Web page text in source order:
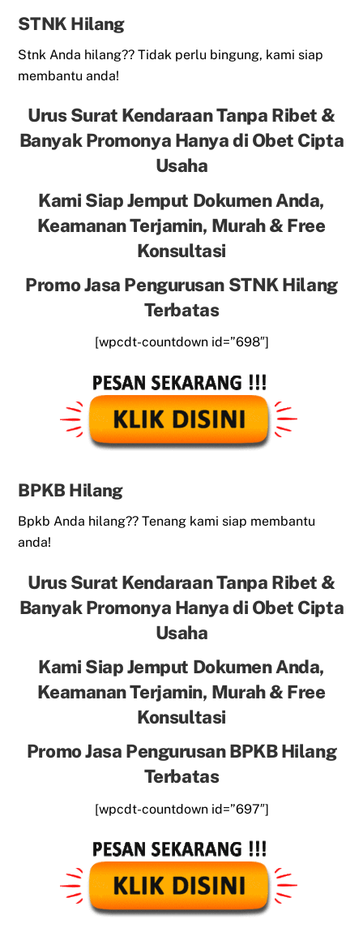
STNK Hilang
Stnk Anda hilang?? Tidak perlu bingung, kami siap
membantu anda!
Urus Surat Kendaraan Tanpa Ribet &
Banyak Promonya Hanya di Obet Cipta
Usaha
Kami Siap Jemput Dokumen Anda,
Keamanan Terjamin, Murah & Free
Konsultasi
Promo Jasa Pengurusan STNK Hilang
Terbatas
[wpcdt-countdown id=”698″]
BPKB Hilang
Bpkb Anda hilang?? Tenang kami siap membantu
anda!
Urus Surat Kendaraan Tanpa Ribet &
Banyak Promonya Hanya di Obet Cipta
Usaha
Kami Siap Jemput Dokumen Anda,
Keamanan Terjamin, Murah & Free
Konsultasi
Promo Jasa Pengurusan BPKB Hilang
Terbatas
[wpcdt-countdown id=”697″]